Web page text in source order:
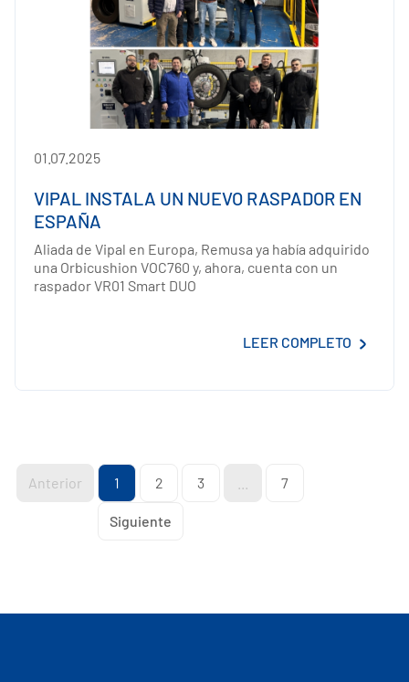
01.07.2025
VIPAL INSTALA UN NUEVO RASPADOR EN
ESPAÑA
Aliada de Vipal en Europa, Remusa ya había adquirido
una Orbicushion VOC760 y, ahora, cuenta con un
raspador VR01 Smart DUO
LEER COMPLETO
Anterior 1 2 3 7
Siguiente